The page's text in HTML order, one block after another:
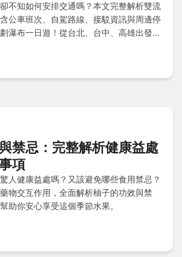
不知如何安排交通嗎？本文完整解析雙流
公車班次、自駕路線、接駁資訊與周邊停
瀑布一日遊！從台北、台中、高雄出發的
禁忌：完整解析健康益處
項
人健康益處嗎？又該避免哪些食用禁忌？
物交互作用，全面解析柚子的功效與禁
助你安心享受這個季節水果。